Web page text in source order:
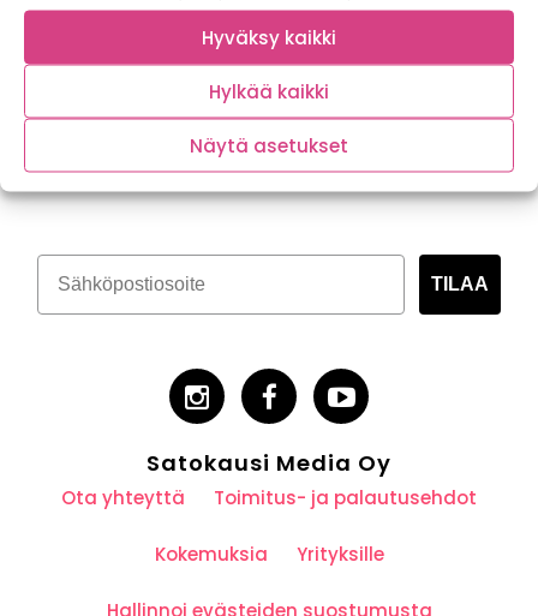
Hyväksy kaikki
Hylkää kaikki
Näytä asetukset
Tilaa kasvispitoinen uutiskirje
TILAA
Satokausi Media Oy
Ota yhteyttä Toimitus- ja palautusehdot
Kokemuksia Yrityksille
Hallinnoi evästeiden suostumusta